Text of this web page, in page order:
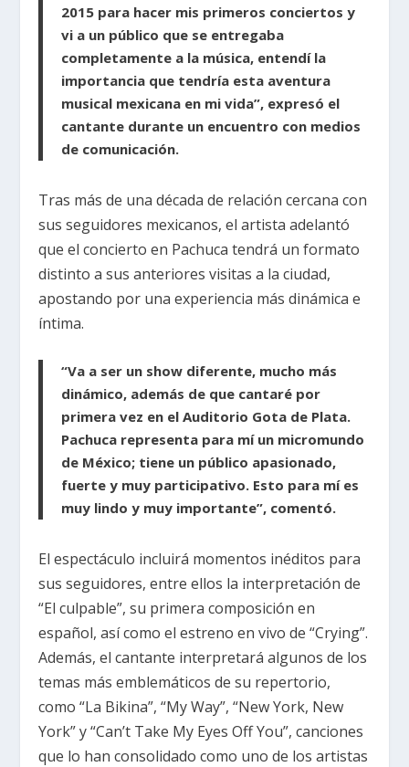
2015 para hacer mis primeros conciertos y
vi a un público que se entregaba
completamente a la música, entendí la
importancia que tendría esta aventura
musical mexicana en mi vida”, expresó el
cantante durante un encuentro con medios
de comunicación.
Tras más de una década de relación cercana con
sus seguidores mexicanos, el artista adelantó
que el concierto en Pachuca tendrá un formato
distinto a sus anteriores visitas a la ciudad,
apostando por una experiencia más dinámica e
íntima.
“Va a ser un show diferente, mucho más
dinámico, además de que cantaré por
primera vez en el Auditorio Gota de Plata.
Pachuca representa para mí un micromundo
de México; tiene un público apasionado,
fuerte y muy participativo. Esto para mí es
muy lindo y muy importante”, comentó.
El espectáculo incluirá momentos inéditos para
sus seguidores, entre ellos la interpretación de
“El culpable”, su primera composición en
español, así como el estreno en vivo de “Crying”.
Además, el cantante interpretará algunos de los
temas más emblemáticos de su repertorio,
como “La Bikina”, “My Way”, “New York, New
York” y “Can’t Take My Eyes Off You”, canciones
que lo han consolidado como uno de los artistas